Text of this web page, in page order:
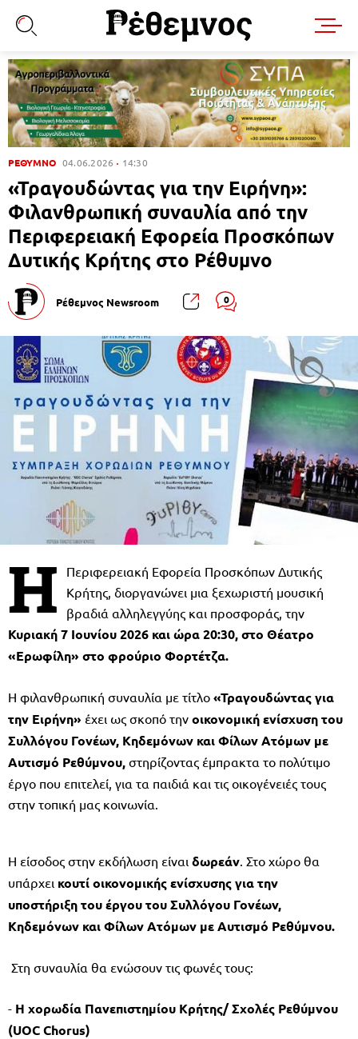
ΡΕΘΥΜΝΟ 04.06.2026 14:30
«Τραγουδώντας για την Ειρήνη»:
Φιλανθρωπική συναυλία από την
Περιφερειακή Εφορεία Προσκόπων
Δυτικής Κρήτης στο Ρέθυμνο
Ρέθεμνος Newsroom 0
Η
Περιφερειακή Εφορεία Προσκόπων Δυτικής
Κρήτης, διοργανώνει μια ξεχωριστή μουσική
βραδιά αλληλεγγύης και προσφοράς, την
Κυριακή 7 Ιουνίου 2026 και ώρα 20:30, στο Θέατρο
«Ερωφίλη» στο φρούριο Φορτέτζα.
Η φιλανθρωπική συναυλία με τίτλο «Τραγουδώντας για
την Ειρήνη» έχει ως σκοπό την οικονομική ενίσχυσητου
Συλλόγου Γονέων, Κηδεμόνων και Φίλων Ατόμων με
Αυτισμό Ρεθύμνου, στηρίζοντας έμπρακτα το πολύτιμο
έργο που επιτελεί, για τα παιδιά και τις οικογένειές τους
στην τοπική μας κοινωνία.
Η είσοδος στην εκδήλωση είναι δωρεάν . Στο χώρο θα
υπάρχει κουτί οικονομικής ενίσχυσης για την
υποστήριξη του έργου του Συλλόγου Γονέων,
Κηδεμόνων και Φίλων Ατόμων με Αυτισμό Ρεθύμνου.
Στη συναυλία θα ενώσουν τις φωνές τους:
- Η χορωδία Πανεπιστημίου Κρήτης/ Σχολές Ρεθύμνου
(UOC Chorus)